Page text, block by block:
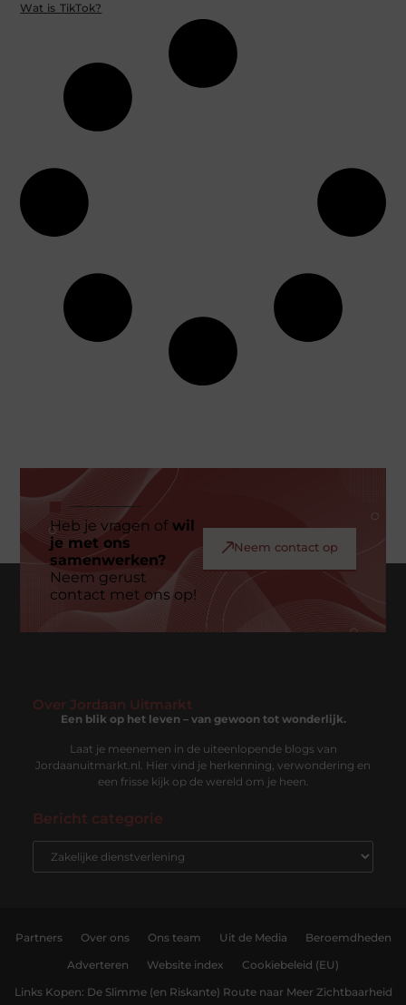
Wat is TikTok?
Heb je vragen ofwil
je met ons
samenwerken?
Neem gerust
contact met ons op!
Neem contact op
Over Jordaan Uitmarkt
Een blik op het leven – van gewoon tot wonderlijk.
Laat je meenemen in de uiteenlopende blogs van
Jordaanuitmarkt.nl. Hier vind je herkenning, verwondering en
een frisse kijk op de wereld om je heen.
Bericht categorie
Partners Over ons Ons team Uit de Media Beroemdheden
Adverteren Website index Cookiebeleid (EU)
Links Kopen: De Slimme (en Riskante) Route naar Meer Zichtbaarheid